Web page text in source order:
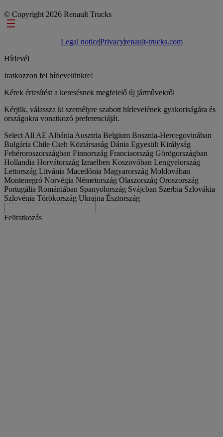
© Copyright 2026 Renault Trucks
Footer links
Legal noticePrivacyrenault-trucks.com
Hírlevél
Iratkozzon fel hírlevelünkre!
Kérek értesítést a keresésnek megfelelő új járművekről
Kérjük, válassza ki személyre szabott hírlevelének gyakoriságára és
országokra vonatkozó preferenciáját.
Select All AE Albánia Ausztria Belgium Bosznia-Hercegovinában
Bulgária Chile Cseh Köztársaság Dánia Egyesült Királyság
Fehéroroszországban Finnország Franciaország Görögországban
Hollandia Horvátország Izraelben Koszovóban Lengyelország
Lettország Litvánia Macedónia Magyarország Moldovában
Montenegró Norvégia Németország Olaszország Oroszország
Portugália Romániában Spanyolország Svájcban Szerbia Szlovákia
Szlovénia Törökország Ukrajna Észtország
Feliratkozás